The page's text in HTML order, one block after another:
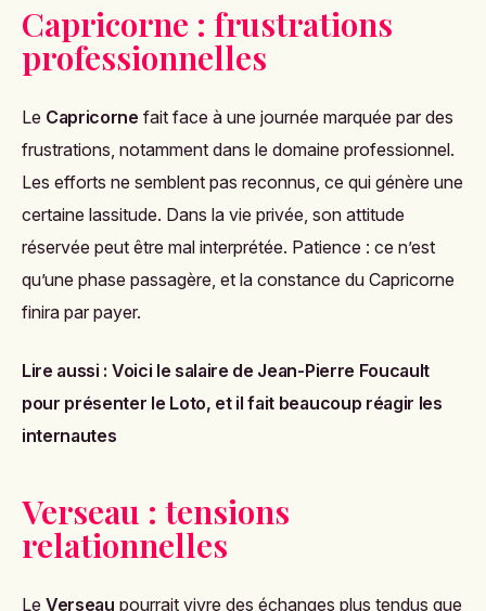
Capricorne : frustrations
professionnelles
Le Capricorne fait face à une journée marquée par des
frustrations, notamment dans le domaine professionnel.
Les efforts ne semblent pas reconnus, ce qui génère une
certaine lassitude. Dans la vie privée, son attitude
réservée peut être mal interprétée. Patience : ce n’est
qu’une phase passagère, et la constance du Capricorne
finira par payer.
Lire aussi : Voici le salaire de Jean-Pierre Foucault
pour présenter le Loto, et il fait beaucoup réagir les
internautes
Verseau : tensions
relationnelles
Le Verseau pourrait vivre des échanges plus tendus que